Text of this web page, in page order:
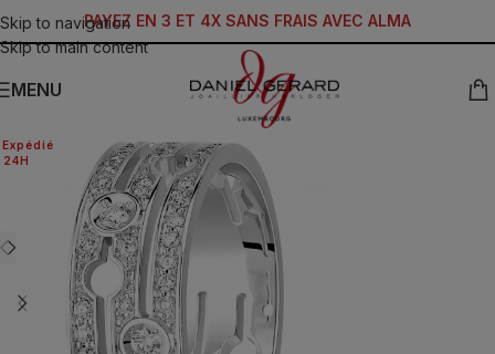
Skip to navigation
Skip to main content
PAYEZ EN 3 ET 4X SANS FRAIS AVEC ALMA
MENU
24H
Expédié